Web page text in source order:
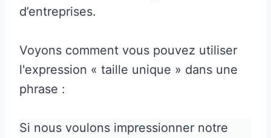
d’entreprises.
Voyons comment vous pouvez utiliser
l'expression « taille unique » dans une
phrase :
Si nous voulons impressionner notre